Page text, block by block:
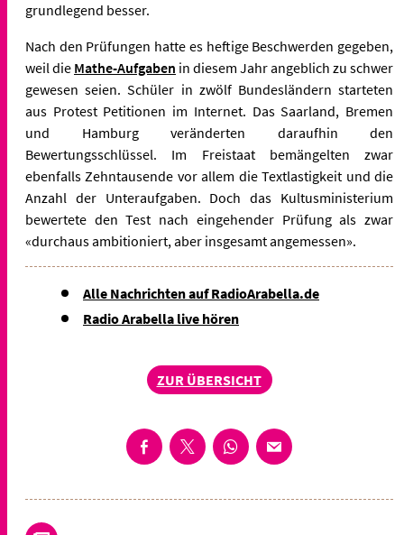
grundlegend besser.
Nach den Prüfungen hatte es heftige Beschwerden gegeben,
weil die Mathe-Aufgaben in diesem Jahr angeblich zu schwer
gewesen seien. Schüler in zwölf Bundesländern starteten
aus Protest Petitionen im Internet. Das Saarland, Bremen
und Hamburg veränderten daraufhin den
Bewertungsschlüssel. Im Freistaat bemängelten zwar
ebenfalls Zehntausende vor allem die Textlastigkeit und die
Anzahl der Unteraufgaben. Doch das Kultusministerium
bewertete den Test nach eingehender Prüfung als zwar
«durchaus ambitioniert, aber insgesamt angemessen».
Alle Nachrichten auf RadioArabella.de
Radio Arabella live hören
ZUR ÜBERSICHT